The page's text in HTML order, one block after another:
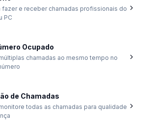
fazer e receber chamadas profissionais do
PC
Ocupado
chamadas ao mesmo tempo no
de Chamadas
todas as chamadas para qualidade